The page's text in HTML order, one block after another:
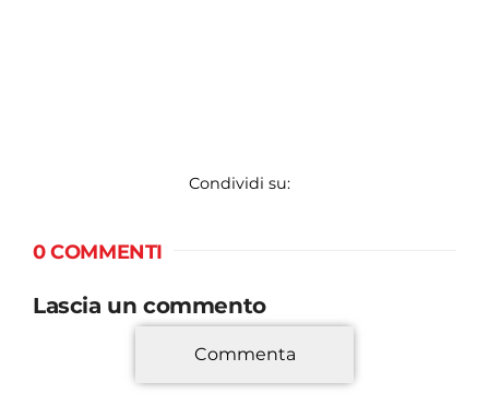
Condividi su:
0 COMMENTI
Lascia un commento
*
Commenta